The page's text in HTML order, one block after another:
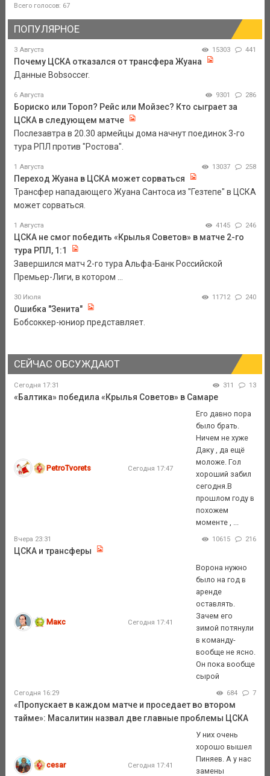
Всего голосов: 67
ПОПУЛЯРНОЕ
3 Августа 15303 441
Почему ЦСКА отказался от трансфера Жуана
Данные Bobsoccer.
6 Августа 9301 286
Бориско или Тороп? Рейс или Мойзес? Кто сыграет за
ЦСКА в следующем матче
Послезавтра в 20.30 армейцы дома начнут поединок 3-го
тура РПЛ против "Ростова".
1 Августа 13037 258
Переход Жуана в ЦСКА может сорваться
Трансфер нападающего Жуана Сантоса из "Гезтепе" в ЦСКА
может сорваться.
1 Августа 4145 246
ЦСКА не смог победить «Крылья Советов» в матче 2-го
тура РПЛ, 1:1
Завершился матч 2-го тура Альфа-Банк Российской
Премьер-Лиги, в котором ...
30 Июля 11712 240
Ошибка "Зенита"
Бобсоккер-юниор представляет.
СЕЙЧАС ОБСУЖДАЮТ
Сегодня 17:31 311 13
«Балтика» победила «Крылья Советов» в Самаре
PetroTvorets Сегодня 17:47
Его давно пора
было брать.
Ничем не хуже
Даку , да ещё
моложе. Гол
хороший забил
сегодня.В
прошлом году в
похожем
моменте , ...
Вчера 23:31 10615 216
ЦСКА и трансферы
Макс Сегодня 17:41
Ворона нужно
было на год в
аренде
оставлять.
Зачем его
зимой потянули
в команду-
вообще не ясно.
Он пока вообще
сырой
Сегодня 16:29 684 7
«Пропускает в каждом матче и проседает во втором
тайме»: Масалитин назвал две главные проблемы ЦСКА
cesar Сегодня 17:41
У них очень
хорошо вышел
Пиняев. А у нас
замены